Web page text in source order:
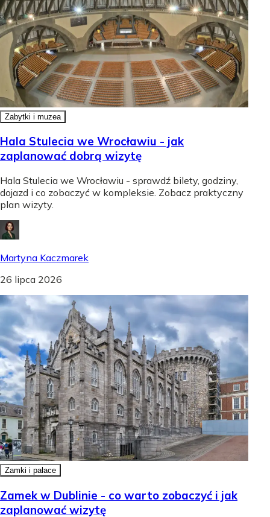
Zabytki i muzea
Hala Stulecia we Wrocławiu - jak
zaplanować dobrą wizytę
Hala Stulecia we Wrocławiu - sprawdź bilety, godziny,
dojazd i co zobaczyć w kompleksie. Zobacz praktyczny
plan wizyty.
Martyna Kaczmarek
26 lipca 2026
Zamki i pałace
Zamek w Dublinie - co warto zobaczyć i jak
zaplanować wizytę